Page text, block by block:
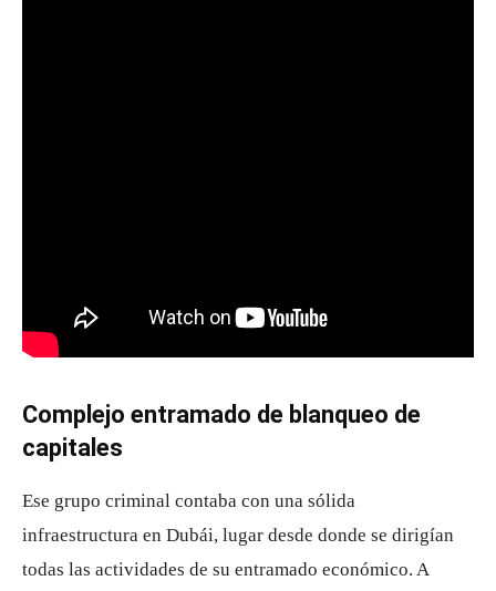
Complejo entramado de blanqueo de
capitales
Ese grupo criminal contaba con una sólida
infraestructura en Dubái, lugar desde donde se dirigían
todas las actividades de su entramado económico. A